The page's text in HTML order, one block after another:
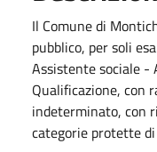
Il Comune di
pubblico, per soli
Assistente sociale -
Qualificazione, con
indeterminato, con
categorie protette